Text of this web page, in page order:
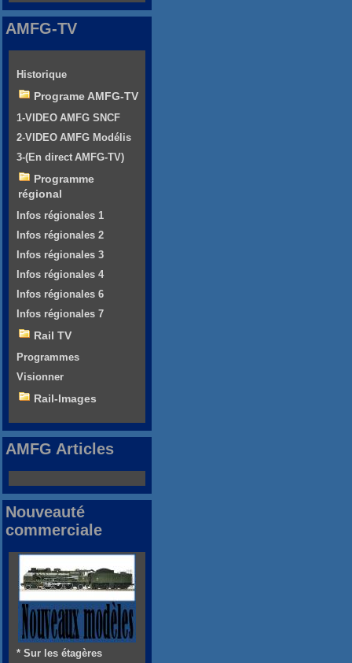
AMFG-TV
Historique
Programe AMFG-TV
1-VIDEO AMFG SNCF
2-VIDEO AMFG Modélis
3-(En direct AMFG-TV)
Programme
régional
Infos régionales 1
Infos régionales 2
Infos régionales 3
Infos régionales 4
Infos régionales 6
Infos régionales 7
Rail TV
Programmes
Visionner
Rail-Images
AMFG Articles
Nouveauté
commerciale
* Sur les étagères